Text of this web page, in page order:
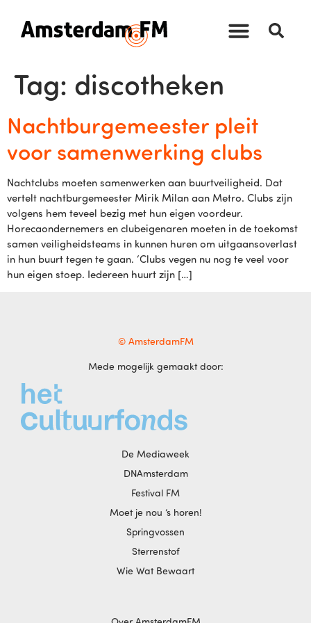
Tag: discotheken
Nachtburgemeester pleit
voor samenwerking clubs
Nachtclubs moeten samenwerken aan buurtveiligheid. Dat
vertelt nachtburgemeester Mirik Milan aan Metro. Clubs zijn
volgens hem teveel bezig met hun eigen voordeur.
Horecaondernemers en clubeigenaren moeten in de toekomst
samen veiligheidsteams in kunnen huren om uitgaansoverlast
in hun buurt tegen te gaan. ‘Clubs vegen nu nog te veel voor
hun eigen stoep. Iedereen huurt zijn […]
© AmsterdamFM
Mede mogelijk gemaakt door:
De Mediaweek
DNAmsterdam
Festival FM
Moet je nou ‘s horen!
Springvossen
Sterrenstof
Wie Wat Bewaart